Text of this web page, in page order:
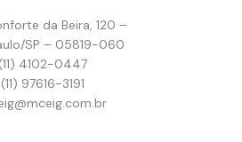
da Beira, 120 –
SP – 05819-060
(11) 4102-0447
(11) 97616-3191